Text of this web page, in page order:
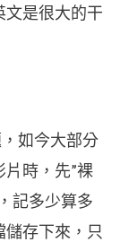
文是很大的干
如今大部分
時，先”裸
記多少算多
儲存下來，只